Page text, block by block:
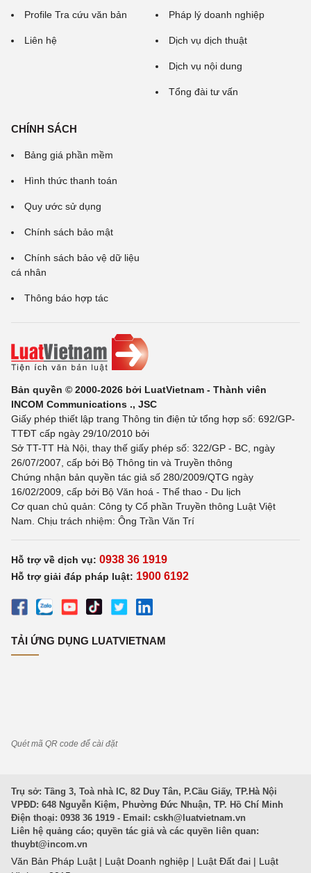
Profile Tra cứu văn bản
Liên hệ
Pháp lý doanh nghiệp
Dịch vụ dịch thuật
Dịch vụ nội dung
Tổng đài tư vấn
CHÍNH SÁCH
Bảng giá phần mềm
Hình thức thanh toán
Quy ước sử dụng
Chính sách bảo mật
Chính sách bảo vệ dữ liệu
cá nhân
Thông báo hợp tác
Bản quyền © 2000-2026 bởi LuatVietnam - Thành viên
INCOM Communications ., JSC
Giấy phép thiết lập trang Thông tin điện tử tổng hợp số: 692/GP-
TTĐT cấp ngày 29/10/2010 bởi
Sở TT-TT Hà Nội, thay thế giấy phép số: 322/GP - BC, ngày
26/07/2007, cấp bởi Bộ Thông tin và Truyền thông
Chứng nhận bản quyền tác giả số 280/2009/QTG ngày
16/02/2009, cấp bởi Bộ Văn hoá - Thể thao - Du lịch
Cơ quan chủ quản: Công ty Cổ phần Truyền thông Luật Việt
Nam. Chịu trách nhiệm: Ông Trần Văn Trí
Hỗ trợ về dịch vụ: 0938 36 1919
Hỗ trợ giải đáp pháp luật: 1900 6192
TẢI ỨNG DỤNG LUATVIETNAM
Quét mã QR code để cài đặt
Trụ sở: Tầng 3, Toà nhà IC, 82 Duy Tân, P.Cầu Giấy, TP.Hà Nội
VPĐD: 648 Nguyễn Kiệm, Phường Đức Nhuận, TP. Hồ Chí Minh
Điện thoại: 0938 36 1919 - Email: cskh@luatvietnam.vn
Liên hệ quảng cáo; quyền tác giả và các quyền liên quan:
thuybt@incom.vn
Văn Bản Pháp Luật | Luật Doanh nghiệp | Luật Đất đai | Luật